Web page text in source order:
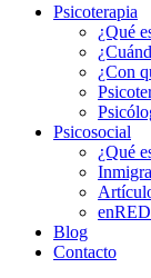
Psicoterapia
¿Qué
¿Con
Psicosocial
¿Qué
Blog
Contacto